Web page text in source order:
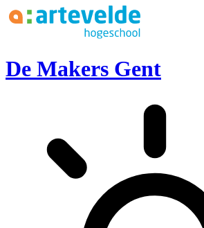
Ga naar inhoud
De Makers Gent